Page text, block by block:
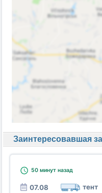
Заинтересовавшая
50 минутназад
07.08 тент